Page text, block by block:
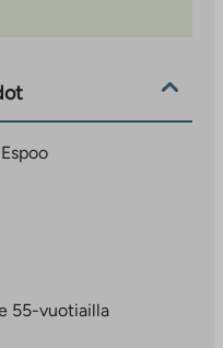
2)
ja
55-vuotiailla